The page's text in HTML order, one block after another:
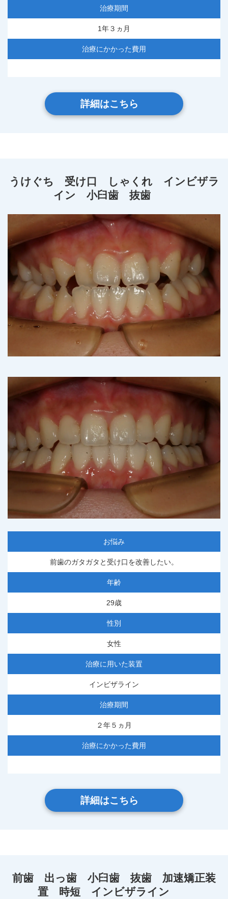
治療期間
1年３ヵ月
治療にかかった費用
詳細はこちら
うけぐち 受け口 しゃくれ インビザラ
イン 小臼歯 抜歯
お悩み
前歯のガタガタと受け口を改善したい。
年齢
29歳
性別
女性
治療に用いた装置
インビザライン
治療期間
２年５ヵ月
治療にかかった費用
詳細はこちら
前歯 出っ歯 小臼歯 抜歯 加速矯正装
置 時短 インビザライン